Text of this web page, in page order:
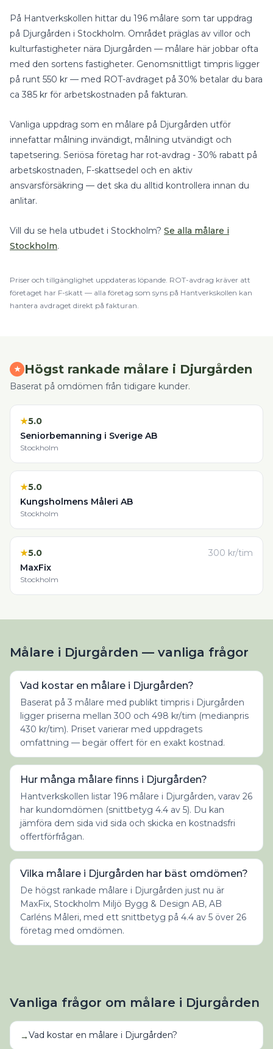
På Hantverkskollen hittar du 196 målare som tar uppdrag
på Djurgården i Stockholm. Området präglas av villor och
kulturfastigheter nära Djurgården — målare här jobbar ofta
med den sortens fastigheter. Genomsnittligt timpris ligger
på runt 550 kr — med ROT-avdraget på 30% betalar du bara
ca 385 kr för arbetskostnaden på fakturan.
Vanliga uppdrag som en målare på Djurgården utför
innefattar målning invändigt, målning utvändigt och
tapetsering. Seriösa företag har rot-avdrag - 30% rabatt på
arbetskostnaden, F-skattsedel och en aktiv
ansvarsförsäkring — det ska du alltid kontrollera innan du
anlitar.
Vill du se hela utbudet i Stockholm? Se alla målare i
Stockholm.
Priser och tillgänglighet uppdateras löpande. ROT-avdrag kräver att
företaget har F-skatt — alla företag som syns på Hantverkskollen kan
hantera avdraget direkt på fakturan.
★ Högst rankade målare i Djurgården
Baserat på omdömen från tidigare kunder.
★5.0
Seniorbemanning i Sverige AB
Stockholm
★5.0
Kungsholmens Måleri AB
Stockholm
★5.0 300 kr/tim
MaxFix
Stockholm
Målare i Djurgården — vanliga frågor
Vad kostar en målare i Djurgården?
Baserat på 3 målare med publikt timpris i Djurgården
ligger priserna mellan 300 och 498 kr/tim (medianpris
430 kr/tim). Priset varierar med uppdragets
omfattning — begär offert för en exakt kostnad.
Hur många målare finns i Djurgården?
Hantverkskollen listar 196 målare i Djurgården, varav 26
har kundomdömen (snittbetyg 4.4 av 5). Du kan
jämföra dem sida vid sida och skicka en kostnadsfri
offertförfrågan.
Vilka målare i Djurgården har bäst omdömen?
De högst rankade målare i Djurgården just nu är
MaxFix, Stockholm Miljö Bygg & Design AB, AB
Carléns Måleri, med ett snittbetyg på 4.4 av 5 över 26
företag med omdömen.
Vanliga frågor om målare i Djurgården
→Vad kostar en målare i Djurgården?